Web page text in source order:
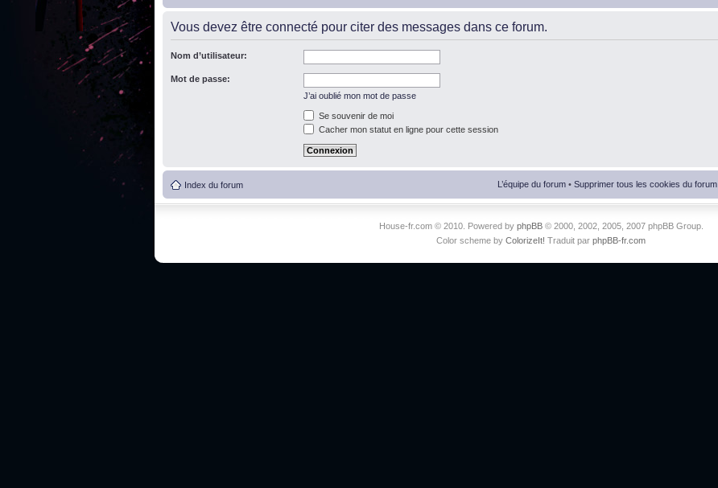
Vous devez être connecté pour citer des messages dans ce forum.
Nom d’utilisateur:
Mot de passe:
J’ai oublié mon mot de passe
Se souvenir de moi
Cacher mon statut en ligne pour cette session
Index du forum L’équipe du forum • Supprimer tous les cookies du forum
House-fr.com © 2010. Powered by phpBB© 2000, 2002, 2005, 2007 phpBB Group.
Color scheme by ColorizeIt! Traduit par phpBB-fr.com